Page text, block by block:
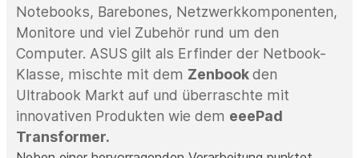
Notebooks, Barebones, Netzwerkkomponenten,
Monitore und viel Zubehör rund um den
Computer. ASUS gilt als Erfinder der Netbook-
Klasse, mischte mit dem Zenbookden
Ultrabook Markt auf und überraschte mit
innovativen Produkten wie dem eeePad
Transformer.